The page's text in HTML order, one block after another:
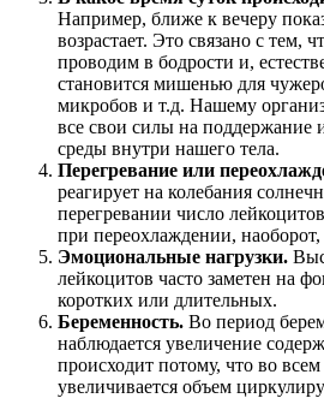
Например, ближе к вечеру
возрастает. Это связано с тем,
проводим в бодрости и,
становится мишенью для
микробов и т.д. Нашему
все свои силы на поддержание
среды внутри нашего тела.
Перегревание или
реагирует на колебания
перегревании число
при переохлаждении, наоборот,
Эмоциональные нагрузки.
лейкоцитов часто заметен на
коротких или длительных.
Беременность. Во период
наблюдается увеличение
происходит потому, что во
увеличивается объем